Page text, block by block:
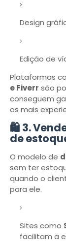
Design
Edição de
Plataformas
e Fiverr são
conseguem
os mais
🛍️ 3.
de
O modelo de
sem ter
quando o
para ele.
Sites como
facilitam a